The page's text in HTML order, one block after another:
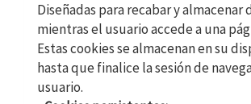
Diseñadas para recabar y almacenar
mientras el usuario accede a una
Estas cookies se almacenan en su
hasta que finalice la sesión de
usuario.